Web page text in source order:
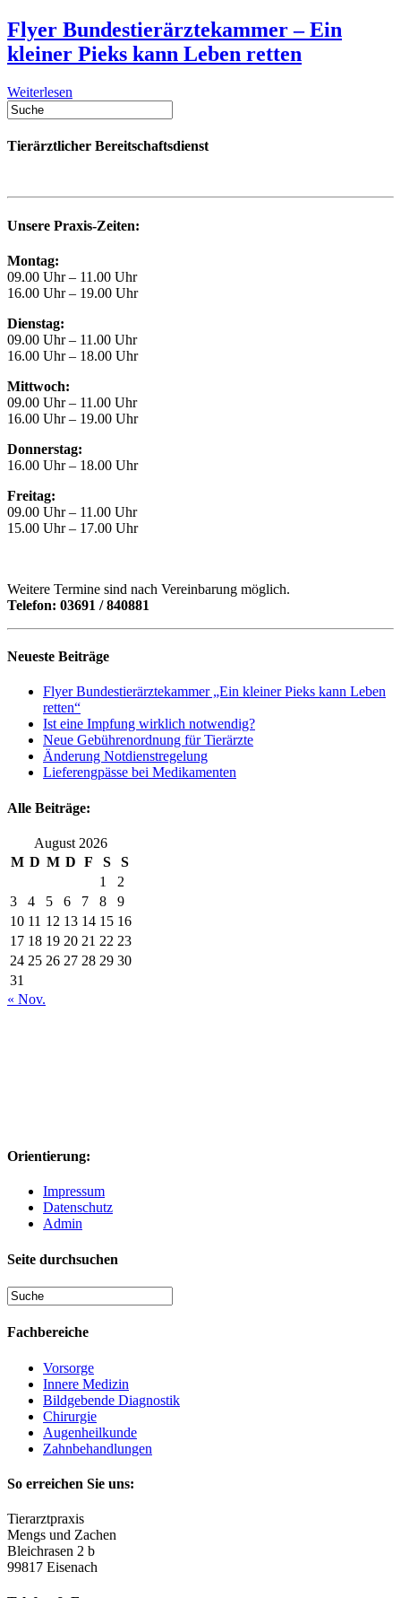
Flyer Bundestierärztekammer – Ein
kleiner Pieks kann Leben retten
Weiterlesen
Tierärztlicher Bereitschaftsdienst
Unsere Praxis-Zeiten:
Montag:
09.00 Uhr – 11.00 Uhr
16.00 Uhr – 19.00 Uhr
Dienstag:
09.00 Uhr – 11.00 Uhr
16.00 Uhr – 18.00 Uhr
Mittwoch:
09.00 Uhr – 11.00 Uhr
16.00 Uhr – 19.00 Uhr
Donnerstag:
16.00 Uhr – 18.00 Uhr
Freitag:
09.00 Uhr – 11.00 Uhr
15.00 Uhr – 17.00 Uhr
Weitere Termine sind nach Vereinbarung möglich.
Telefon: 03691 / 840881
Neueste Beiträge
Flyer Bundestierärztekammer „Ein kleiner Pieks kann Leben
retten“
Ist eine Impfung wirklich notwendig?
Neue Gebührenordnung für Tierärzte
Änderung Notdienstregelung
Lieferengpässe bei Medikamenten
Alle Beiträge:
August 2026
M D M D F S
S
1
2
3
4 5 6 7 8
9
10 11 12 13 14 15 16
17 18 19 20 21 22 23
24 25 26 27 28 29 30
31
« Nov.
Orientierung:
Impressum
Datenschutz
Admin
Seite durchsuchen
Fachbereiche
Vorsorge
Innere Medizin
Bildgebende Diagnostik
Chirurgie
Augenheilkunde
Zahnbehandlungen
So erreichen Sie uns:
Tierarztpraxis
Mengs und Zachen
Bleichrasen 2 b
99817 Eisenach